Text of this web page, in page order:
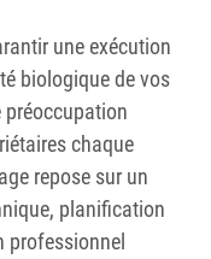
une exécution
biologique de vos
préoccupation
chaque
repose sur un
planification
professionnel